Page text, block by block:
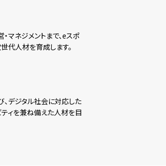
マネジメントまで、eスポ
代人材を育成します。
、デジタル社会に対応した
ィを兼ね備えた人材を目